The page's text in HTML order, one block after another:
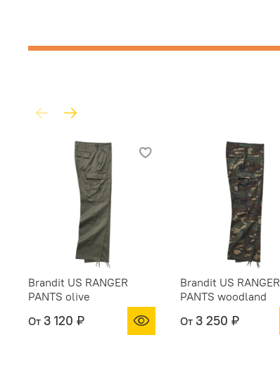
Brandit US RANGER
PANTS olive
От 3 120 ₽
Brandit US RANGER
PANTS woodland
От 3 250 ₽